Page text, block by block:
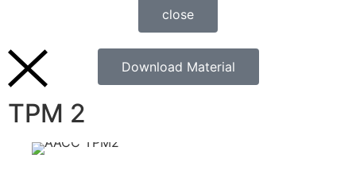
close
Download Material
TPM 2